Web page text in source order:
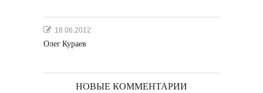
18.06.2012
Олег Кураев
НОВЫЕ КОММЕНТАРИИ